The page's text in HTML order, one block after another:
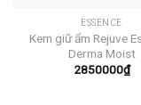
ESSENCE
Kem giữ ẩm Rejuve
Derma Moist
2850000₫